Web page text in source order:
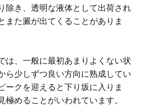
除き、透明な液体として出荷され
また澱が出てくることがありま
は、一般に最初あまりよくない状
ら少しずつ良い方向に熟成してい
ークを迎えると下り坂に入りま
極めることがいわれています。